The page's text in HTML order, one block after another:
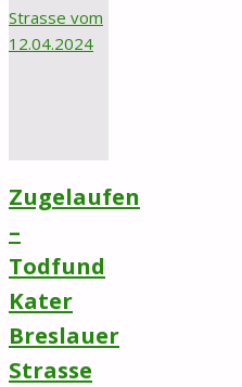
Zugelaufen
–
Todfund
Kater
Breslauer
Strasse